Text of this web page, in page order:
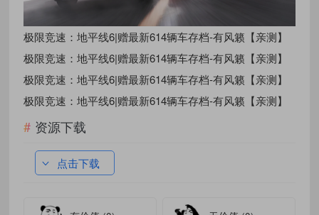
极限竞速：地平线6|赠最新614辆车存档-有风籁【亲测】
极限竞速：地平线6|赠最新614辆车存档-有风籁【亲测】
极限竞速：地平线6|赠最新614辆车存档-有风籁【亲测】
极限竞速：地平线6|赠最新614辆车存档-有风籁【亲测】
资源下载
点击下载